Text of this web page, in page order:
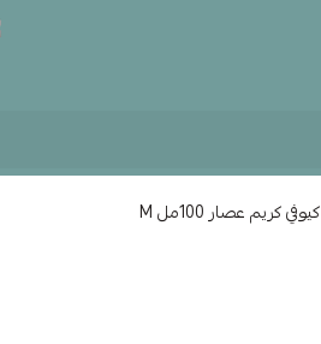
كيوفي كريم عصار 100مل M